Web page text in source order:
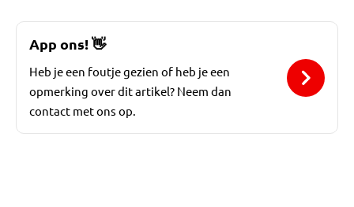
App ons!👋
Heb je een foutje gezien of heb je een
opmerking over dit artikel? Neem dan
contact met ons op.